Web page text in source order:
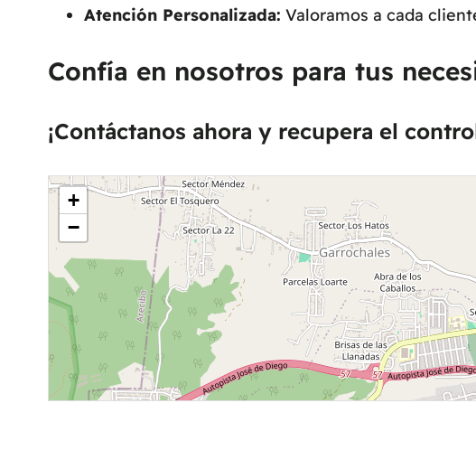
Atención Personalizada: Valoramos a cada
Confía en nosotros para tus
¡Contáctanos ahora y recupera el
+
−